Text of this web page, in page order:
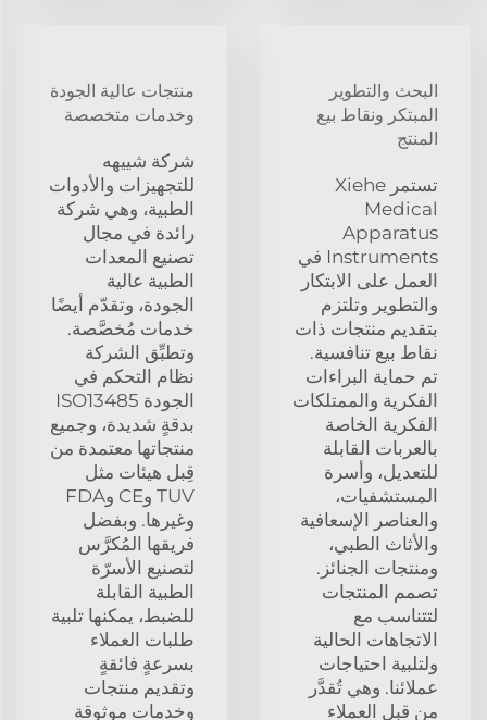
البحث والتطوير
المبتكر ونقاط بيع
المنتج
تستمر Xiehe
Medical
Apparatus
Instruments في
العمل على الابتكار
والتطوير وتلتزم
بتقديم منتجات ذات
نقاط بيع تنافسية.
تم حماية البراءات
الفكرية والممتلكات
الفكرية الخاصة
بالعربات القابلة
للتعديل، وأسرة
المستشفيات،
والعناصر الإسعافية
والأثاث الطبي،
ومنتجات الجنائز.
تصمم المنتجات
لتتناسب مع
الاتجاهات الحالية
ولتلبية احتياجات
عملائنا. وهي تُقدَّر
من قبل العملاء
منتجات عالية الجودة
وخدمات متخصصة
شركة شييهه
للتجهيزات والأدوات
الطبية، وهي شركة
رائدة في مجال
تصنيع المعدات
الطبية عالية
الجودة، وتقدّم أيضًا
خدمات مُخصَّصة.
وتطبِّق الشركة
نظام التحكم في
الجودة ISO13485
بدقةٍ شديدة، وجميع
منتجاتها معتمدة من
قِبل هيئات مثل
TUV وCE وFDA
وغيرها. وبفضل
فريقها المُكرَّس
لتصنيع الأسرّة
الطبية القابلة
للضبط، يمكنها تلبية
طلبات العملاء
بسرعةٍ فائقةٍ
وتقديم منتجات
وخدمات موثوقة